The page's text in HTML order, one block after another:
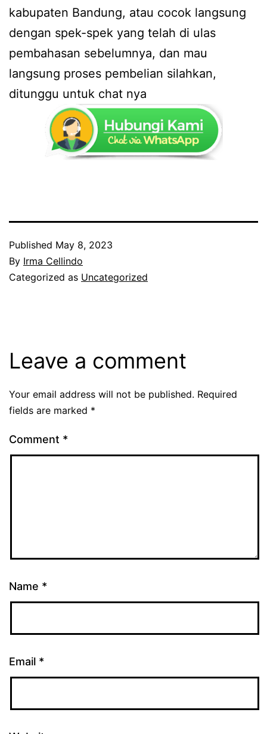
kabupaten Bandung, atau cocok langsung
dengan spek-spek yang telah di ulas
pembahasan sebelumnya, dan mau
langsung proses pembelian silahkan,
ditunggu untuk chat nya
Published May 8, 2023
By Irma Cellindo
Categorized as Uncategorized
Leave a comment
Your email address will not be published. Required
fields are marked *
Comment *
Name *
Email *